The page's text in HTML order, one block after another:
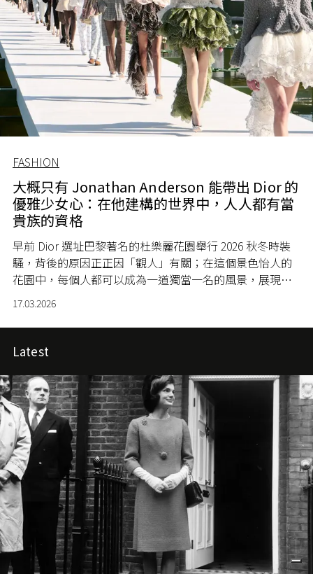
FASHION
大概只有 Jonathan Anderson 能帶出 Dior 的
優雅少女心：在他建構的世界中，人人都有當
貴族的資格
早前 Dior 選址巴黎著名的杜樂麗花園舉行 2026 秋冬時裝
騷，背後的原因正正因「觀人」有關；在這個景色怡人的
花園中，每個人都可以成為一道獨當一名的風景，展現出
最特別的個性美。
17.03.2026
Latest